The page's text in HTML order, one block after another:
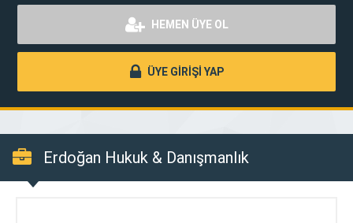
HEMEN ÜYE OL
ÜYE GİRİŞİ YAP
Erdoğan Hukuk & Danışmanlık